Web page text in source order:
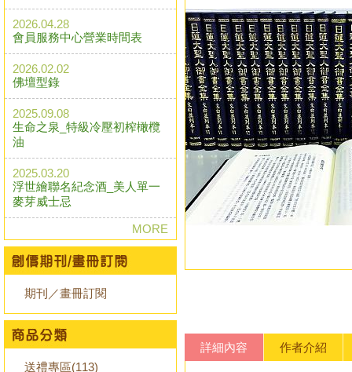
2026.04.28
會員服務中心營業時間表
2026.02.02
佛壇型錄
2025.09.08
生命之泉_特級冷壓初榨橄欖
油
2025.03.20
浮世繪聯名紀念酒_美人單一
麥芽威士忌
MORE
期刊／畫冊訂閱
送禮專區(113)
詳細內容 作者介紹